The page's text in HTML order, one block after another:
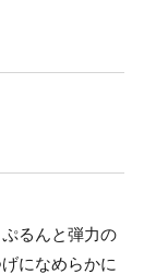
るんと弾力の
になめらかに